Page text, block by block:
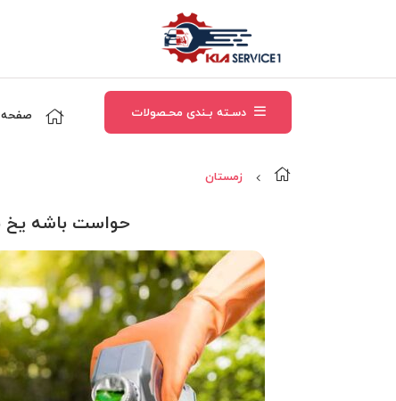
دسـته بـندی محـصولات صفحه
زمستان
حواست باشه یخ